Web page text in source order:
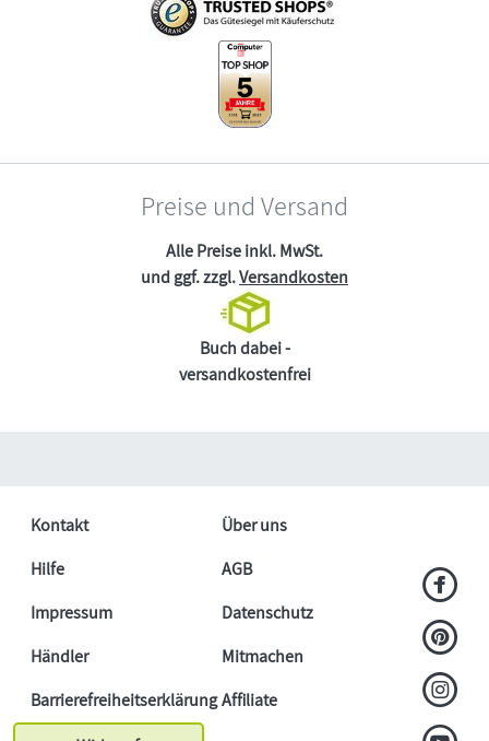
Preise und Versand
Alle Preise inkl. MwSt.
und ggf. zzgl.Versandkosten
Buch dabei -
versandkostenfrei
Kontakt
Über uns
Hilfe
AGB
Impressum
Datenschutz
Händler
Mitmachen
BarrierefreiheitserklärungAffiliate